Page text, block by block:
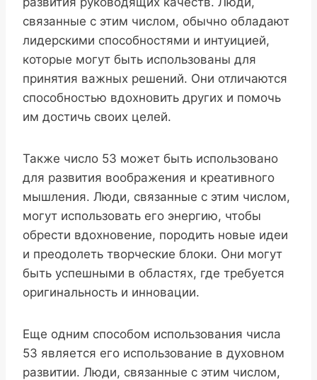
связанные с этим числом, обычно обладают
лидерскими способностями и интуицией,
которые могут быть использованы для
принятия важных решений. Они отличаются
способностью вдохновить других и помочь
им достичь своих целей.
Также число 53 может быть использовано
для развития воображения и креативного
мышления. Люди, связанные с этим числом,
могут использовать его энергию, чтобы
обрести вдохновение, породить новые идеи
и преодолеть творческие блоки. Они могут
быть успешными в областях, где требуется
оригинальность и инновации.
Еще одним способом использования числа
53 является его использование в духовном
развитии. Люди, связанные с этим числом,